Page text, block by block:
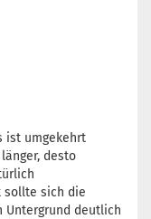
ist umgekehrt
desto
sollte sich die
Untergrund deutlich